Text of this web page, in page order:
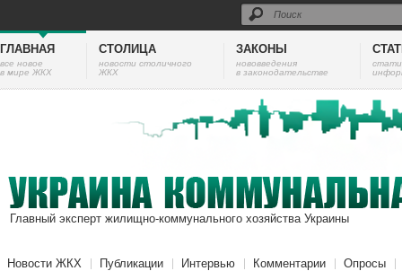
ГЛАВНАЯ
все новое
в мире ЖКХ
СТОЛИЦА
новости столичного
ЖКХ
ЗАКОНЫ
нововведения
в законодательстве
Главный эксперт жилищно-коммунального хозяйства Украины
Новости ЖКХ Публикации Интервью Комментарии Опросы